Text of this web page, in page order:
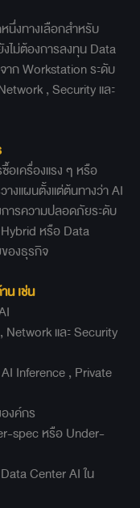
งทางเลือกสำหรับ
ไม่ต้องการลงทุน Data
าก Workstation ระดับ
, Security และ
เครื่องแรง ๆ หรือ
งแผนตั้งแต่ต้นทางว่า AI
การความปลอดภัยระดับ
หรือ Data
องธุรกิจ
น เช่น
Network และ Security
Inference , Private
งค์กร
spec หรือ Under-
Center AI ใน